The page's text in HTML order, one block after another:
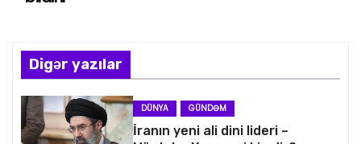
a
v
i
Digər yazılar
DÜNYA GÜNDƏM
İranın yeni ali dini lideri –